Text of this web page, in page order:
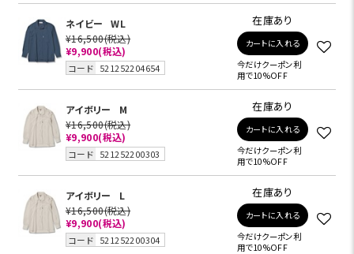
ネイビー
WL
¥16,500(税込)
¥9,900(税込)
コード 521252204654
在庫あり
カートに入れる
今だけクーポン利
用で10%OFF
アイボリー
M
¥16,500(税込)
¥9,900(税込)
コード 521252200303
在庫あり
カートに入れる
今だけクーポン利
用で10%OFF
アイボリー
L
¥16,500(税込)
¥9,900(税込)
コード 521252200304
在庫あり
カートに入れる
今だけクーポン利
用で10%OFF